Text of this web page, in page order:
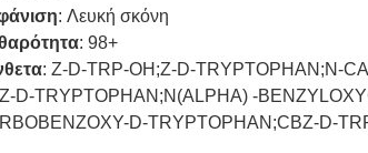
: Λευκή σκόνη
: 98+
: Z-D-TRP-OH;Z-D-TRYPTOPHAN;N-
D-TRYPTOPHAN;N(ALPHA) -
D-TRYPTOPHAN;CBZ-D-